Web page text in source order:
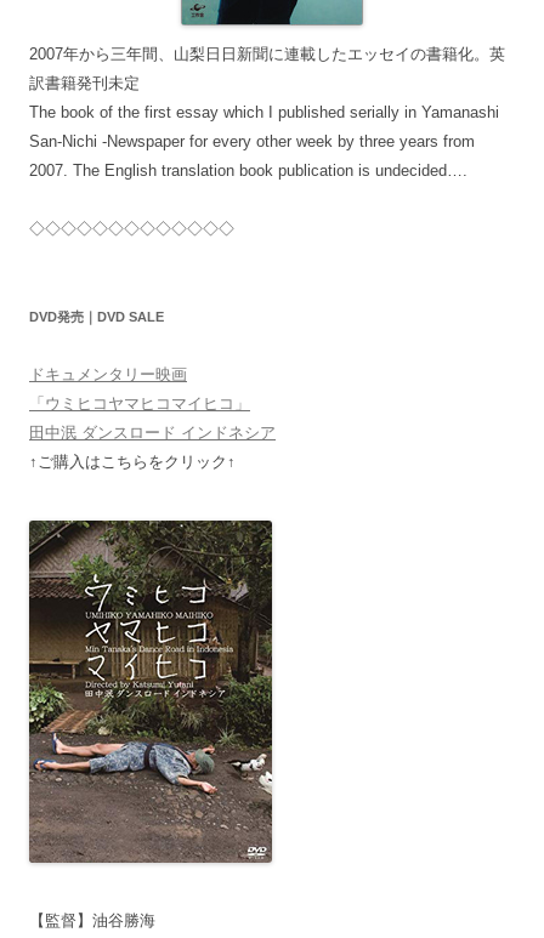
2007年から三年間、山梨日日新聞に連載したエッセイの書籍化。英
訳書籍発刊未定
The book of the first essay which I published serially in Yamanashi
San-Nichi -Newspaper for every other week by three years from
2007. The English translation book publication is undecided….
◇◇◇◇◇◇◇◇◇◇◇◇◇
DVD発売｜DVD SALE
ドキュメンタリー映画
「ウミヒコヤマヒコマイヒコ」
田中泯 ダンスロード インドネシア
↑ご購入はこちらをクリック↑
【監督】油谷勝海